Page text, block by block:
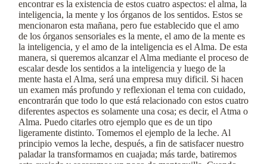
encontrar es la existencia de estos cuatro aspectos: el alma, la
inteligencia, la mente y los órganos de los sentidos. Estos se
mencionaron esta mañana, pero fue establecido que el amo
de los órganos sensoriales es la mente, el amo de la mente es
la inteligencia, y el amo de la inteligencia es el Alma. De esta
manera, si queremos alcanzar el Alma mediante el proceso de
escalar desde los sentidos a la inteligencia y luego de la
mente hasta el Alma, será una empresa muy dificil. Si hacen
un examen más profundo y reflexionan el tema con cuidado,
encontrarán que todo lo que está relacionado con estos cuatro
diferentes aspectos es solamente una cosa; es decir, el Atma o
Alma. Puedo citarles otro ejemplo que es de un tipo
ligeramente distinto. Tomemos el ejemplo de la leche. Al
principio vemos la leche, después, a fin de satisfacer nuestro
paladar la transformamos en cuajada; más tarde, batiremos